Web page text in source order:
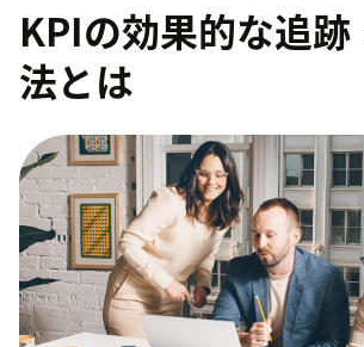
KPIの効果的な追
法とは